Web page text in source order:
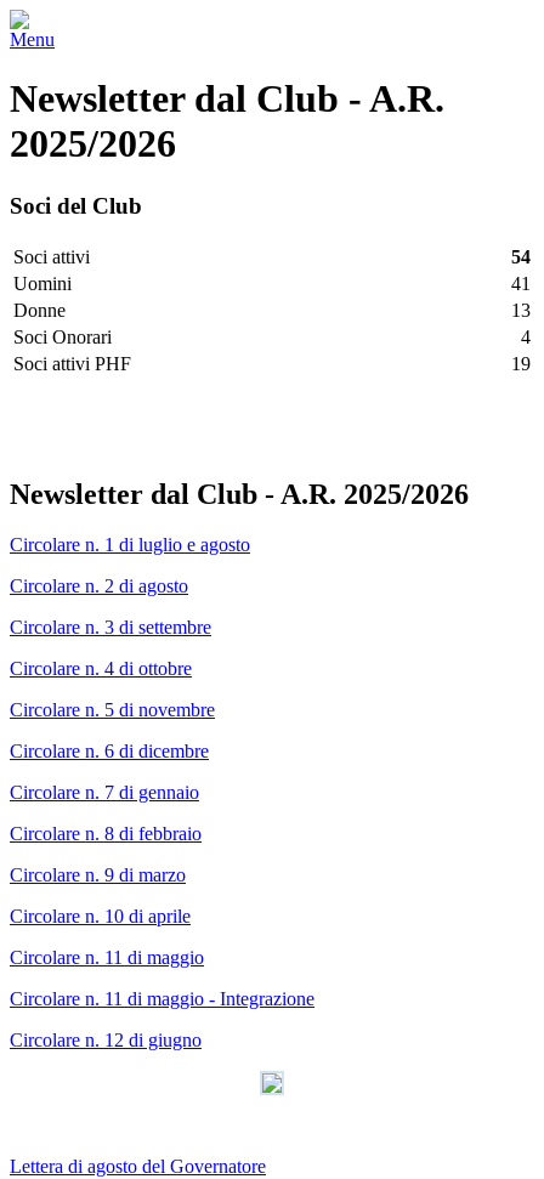
Menu
Newsletter dal Club - A.R.
2025/2026
Soci del Club
Soci attivi
54
Uomini
41
Donne
13
Soci Onorari
4
Soci attivi PHF
19
Newsletter dal Club - A.R. 2025/2026
Circolare n. 1 di luglio e agosto
Circolare n. 2 di agosto
Circolare n. 3 di settembre
Circolare n. 4 di ottobre
Circolare n. 5 di novembre
Circolare n. 6 di dicembre
Circolare n. 7 di gennaio
Circolare n. 8 di febbraio
Circolare n. 9 di marzo
Circolare n. 10 di aprile
Circolare n. 11 di maggio
Circolare n. 11 di maggio - Integrazione
Circolare n. 12 di giugno
Lettera di agosto del Governatore